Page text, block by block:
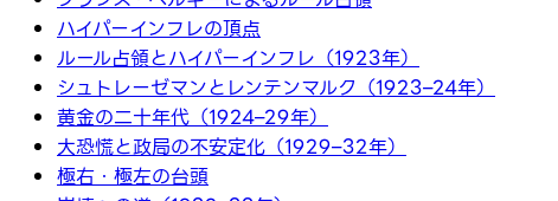
ハイパーインフレの頂点
ルール占領とハイパーインフレ（1923年）
シュトレーゼマンとレンテンマルク（1923–24年）
黄金の二十年代（1924–29年）
大恐慌と政局の不安定化（1929–32年）
極右・極左の台頭